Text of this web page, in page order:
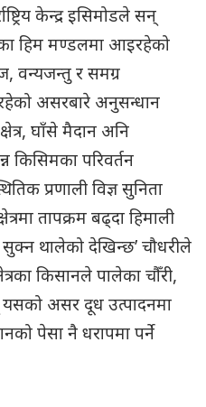
केन्द्र इसिमोडले सन्
हिम मण्डलमा आइरहेको
वन्यजन्तु र समग्र
असरबारे अनुसन्धान
घाँसे मैदान अनि
किसिमका परिवर्तन
प्रणाली विज्ञ सुनिता
तापक्रम बढ्दा हिमाली
थालेको देखिन्छ’ चौधरीले
किसानले पालेका चाैँरी,
यसको असर दूध उत्पादनमा
पेसा नै धरापमा पर्ने